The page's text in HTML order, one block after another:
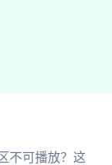
不可播放？这